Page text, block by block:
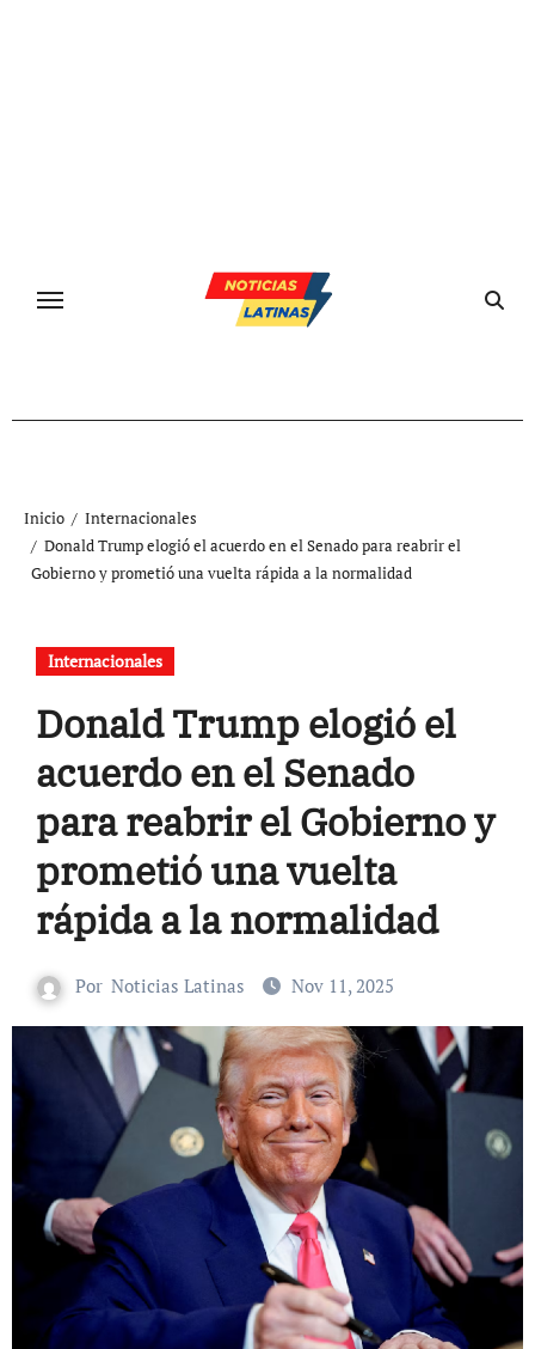
Inicio
Internacionales
Donald Trump elogió el acuerdo en el Senado para reabrir el
Gobierno y prometió una vuelta rápida a la normalidad
Internacionales
Donald Trump elogió el
acuerdo en el Senado
para reabrir el Gobierno y
prometió una vuelta
rápida a la normalidad
Por Noticias Latinas Nov 11, 2025